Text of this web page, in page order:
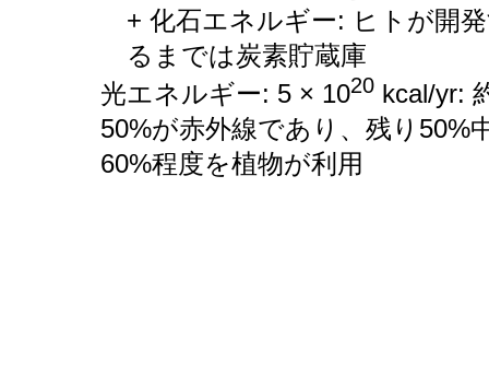
+ 化石エネルギー: ヒトが開
るまでは炭素貯蔵庫
光エネルギー: 5 × 1020 kcal/yr:
50%が赤外線であり、残り50%
60%程度を植物が利用